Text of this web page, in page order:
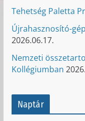
Tehetség Paletta
Újrahasznosító-
2026.06.17.
Nemzeti
Kollégiumban
Naptár